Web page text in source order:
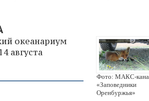
океанариум
августа
Фото: МАКС-
«Заповедники
Оренбуржья»